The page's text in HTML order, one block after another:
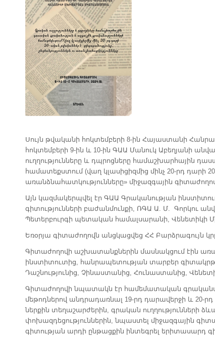
Սույն թվականի հոկտեմբերի 8-ին Հայաստանի
հոկտեմբերի 9-ին և 10-ին ԳԱԱ Մանուկ Աբեղյանի
ուղղությունները և դպրոցները համաշխարհային
համատեքստում (վաղ կլասիցիզմից մինչ 20-րդ դարի
առանձնահատկությունները» միջազգային
Այն կազմակերպվել էր ԳԱԱ Գրականության
գիտությունների բաժանմունքի, ՌԳԱ Ա. Մ. Գորկու
Պետերբուրգի պետական համալսարանի, Վենետիկի
Եռօրյա գիտաժողովն անցկացվեց ՀՀ Բարձրագույն
Գիտաժողովի աշխատանքներին մասնակցում էին
ինստիտուտից, հանրապետության տարբեր
Դաշնությունից, Չինաստանից, Հունաստանից,
Գիտաժողովի նպատակն էր համեմատական
մեթոդներով անդրադառնալ 19-րդ դարավերջի և 20-
ներքին տեղաշարժերին, գրական ուղղությունների
փոխազդեցություններին, նպաստել միջազգային
գիտության արդի ընթացքին ինտեգրել երիտասարդ